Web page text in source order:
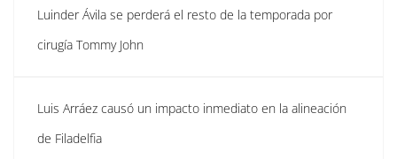
Luinder Ávila se perderá el resto de la temporada por
cirugía Tommy John
Luis Arráez causó un impacto inmediato en la alineación
de Filadelfia